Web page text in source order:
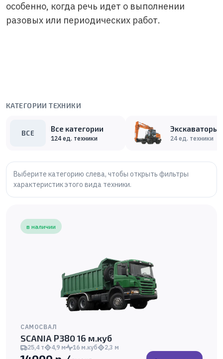
особенно, когда речь идет о выполнении
разовых или периодических работ.
КАТЕГОРИИ ТЕХНИКИ
ВСЕ Все категории
124ед. техники
Экскаваторы
24ед. техники
Выберите категорию слева, чтобы открыть фильтры
характеристик этого вида техники.
в наличии
САМОСВАЛ
SCANIA P380 16 м.куб
25,4 т 4,9 м 16 м.куб 2,3 м